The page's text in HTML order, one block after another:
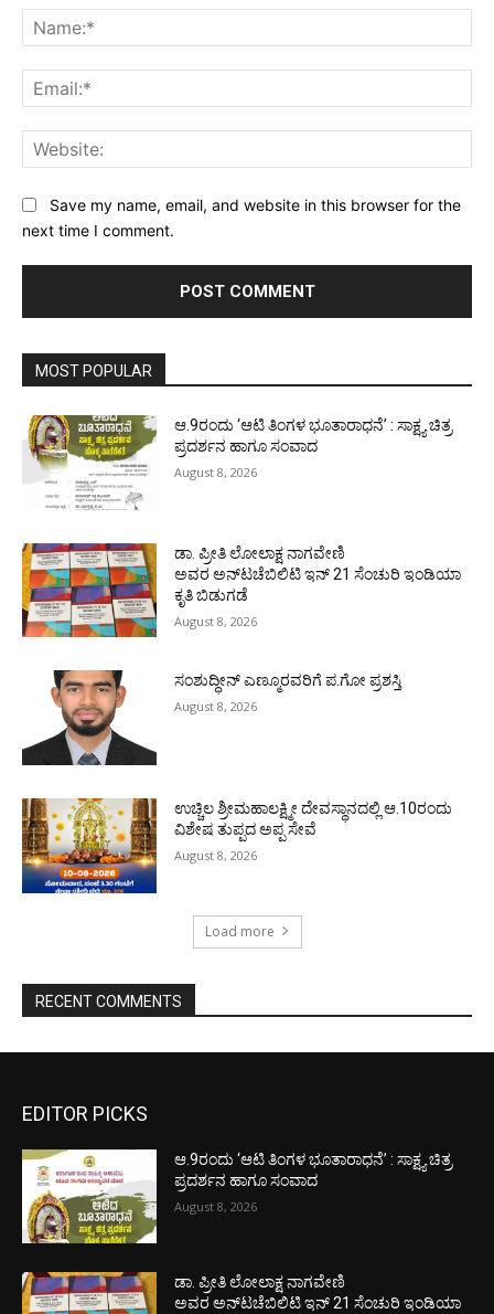
Save my name, email, and website in this browser for the
next time I comment.
MOST POPULAR
ಆ.9ರಂದು ‘ಆಟಿ ತಿಂಗಳ ಭೂತಾರಾಧನೆ’ : ಸಾಕ್ಷ್ಯ ಚಿತ್ರ
ಪ್ರದರ್ಶನ ಹಾಗೂ ಸಂವಾದ
August 8, 2026
ಡಾ. ಪ್ರೀತಿ ಲೋಲಾಕ್ಷ ನಾಗವೇಣಿ
ಅವರ ಅನ್‌ಟಚೆಬಿಲಿಟಿ ಇನ್ 21 ಸೆಂಚುರಿ ಇಂಡಿಯಾ
ಕೃತಿ ಬಿಡುಗಡೆ
August 8, 2026
ಸಂಶುದ್ಧೀನ್ ಎಣ್ಮೂರವರಿಗೆ ಪ.ಗೋ ಪ್ರಶಸ್ತಿ
August 8, 2026
ಉಚ್ಚಿಲ ಶ್ರೀಮಹಾಲಕ್ಷ್ಮೀ ದೇವಸ್ಥಾನದಲ್ಲಿ ಆ.10ರಂದು
ವಿಶೇಷ ತುಪ್ಪದ ಅಪ್ಪ ಸೇವೆ
August 8, 2026
Load more
RECENT COMMENTS
EDITOR PICKS
ಆ.9ರಂದು ‘ಆಟಿ ತಿಂಗಳ ಭೂತಾರಾಧನೆ’ : ಸಾಕ್ಷ್ಯ ಚಿತ್ರ
ಪ್ರದರ್ಶನ ಹಾಗೂ ಸಂವಾದ
August 8, 2026
ಡಾ. ಪ್ರೀತಿ ಲೋಲಾಕ್ಷ ನಾಗವೇಣಿ
ಅವರ ಅನ್‌ಟಚೆಬಿಲಿಟಿ ಇನ್ 21 ಸೆಂಚುರಿ ಇಂಡಿಯಾ